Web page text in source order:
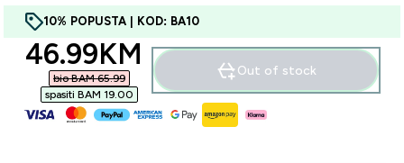
10% POPUSTA | KOD: BA10
discounted price
46.99KM‎
bio BAM 65.99‎
spasiti BAM 19.00‎
Out of stock